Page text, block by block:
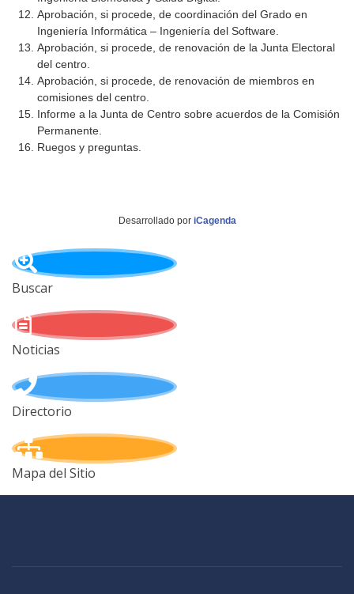
Aprobación, si procede, de coordinación del Grado en
Ingeniería Informática – Ingeniería del Software.
Aprobación, si procede, de renovación de la Junta Electoral
del centro.
Aprobación, si procede, de renovación de miembros en
comisiones del centro.
Informe a la Junta de Centro sobre acuerdos de la Comisión
Permanente.
Ruegos y preguntas.
Desarrollado por iCagenda
Buscar
Noticias
Directorio
Mapa del Sitio